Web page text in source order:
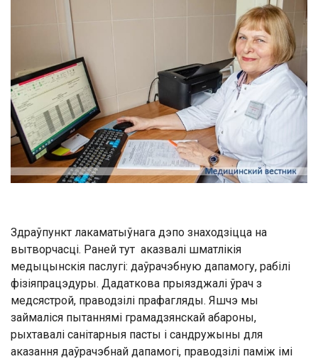
Здраўпункт лакаматыўнага дэпо знаходзіцца на
вытворчасці. Раней тут аказвалі шматлікія
медыцынскія паслугі: даўрачэбную дапамогу, рабілі
фізіяпрацэдуры. Дадаткова прыязджалі ўрач з
медсястрой, праводзілі прафагляды. Яшчэ мы
займаліся пытаннямі грамадзянскай абароны,
рыхтавалі санітарныя пасты і сандружыны для
аказання даўрачэбнай дапамогі, праводзілі паміж імі